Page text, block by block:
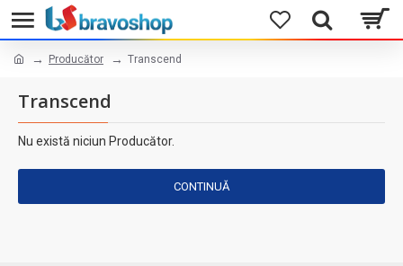
Producător Transcend
Transcend
Nu există niciun Producător.
CONTINUĂ